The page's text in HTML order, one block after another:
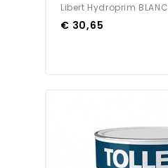
Libert Hydroprim BLANC
€ 30,65